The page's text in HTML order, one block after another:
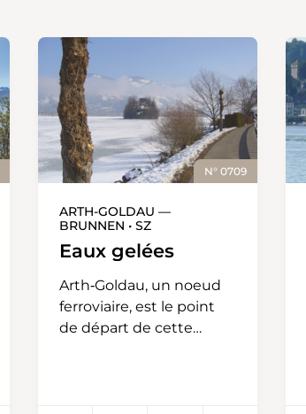
N° 0709
ARTH-GOLDAU —
BRUNNEN • SZ
Eaux gelées
Arth‑Goldau, un noeud
ferroviaire, est le point
de départ de cette